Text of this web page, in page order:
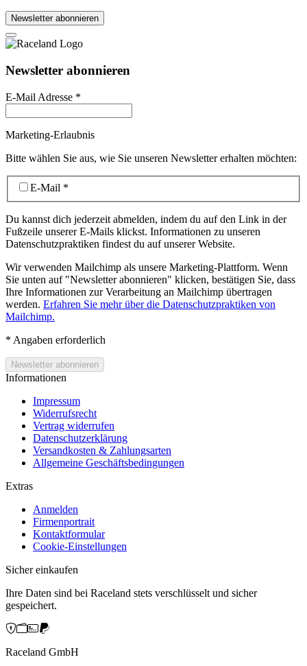
Newsletter abonnieren
Newsletter abonnieren
E-Mail Adresse *
Marketing-Erlaubnis
Bitte wählen Sie aus, wie Sie unseren Newsletter erhalten möchten:
E-Mail *
Du kannst dich jederzeit abmelden, indem du auf den Link in der
Fußzeile unserer E-Mails klickst. Informationen zu unseren
Datenschutzpraktiken findest du auf unserer Website.
Wir verwenden Mailchimp als unsere Marketing-Plattform. Wenn
Sie unten auf "Newsletter abonnieren" klicken, bestätigen Sie, dass
Ihre Informationen zur Verarbeitung an Mailchimp übertragen
werden. Erfahren Sie mehr über die Datenschutzpraktiken von
Mailchimp.
* Angaben erforderlich
Informationen
Impressum
Widerrufsrecht
Vertrag widerrufen
Datenschutzerklärung
Versandkosten & Zahlungsarten
Allgemeine Geschäftsbedingungen
Extras
Anmelden
Firmenportrait
Kontaktformular
Cookie-Einstellungen
Sicher einkaufen
Ihre Daten sind bei Raceland stets verschlüsselt und sicher
gespeichert.
Raceland GmbH